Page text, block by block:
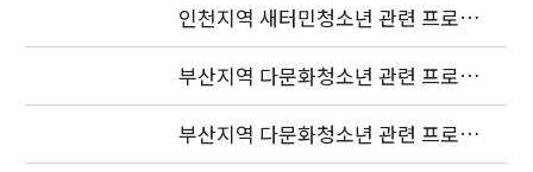
인천지역 새터민청소년 관련 프로젝
트 조정자 모집 재공고
부산지역 다문화청소년 관련 프로젝
트 조정자 최종 합격자 발표
부산지역 다문화청소년 관련 프로젝
트 조정자 1차 서류전형 합격자 발표